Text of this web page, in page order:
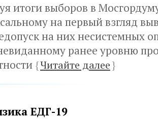
итоги выборов в
на первый взгляд
на них несистемных
ранее уровню
{Читайте далее}
ЕДГ-19